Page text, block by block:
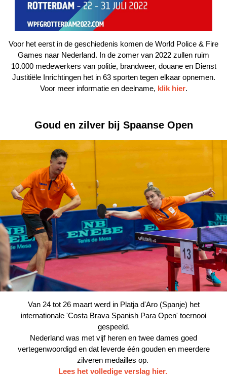
Voor het eerst in de geschiedenis komen de World Police & Fire
Games naar Nederland. In de zomer van 2022 zullen ruim
10.000 medewerkers van politie, brandweer, douane en Dienst
Justitiële Inrichtingen het in 63 sporten tegen elkaar opnemen.
Voor meer informatie en deelname, klik hier.
Goud en zilver bij Spaanse Open
Van 24 tot 26 maart werd in Platja d'Aro (Spanje) het
internationale 'Costa Brava Spanish Para Open' toernooi
gespeeld.
Nederland was met vijf heren en twee dames goed
vertegenwoordigd en dat leverde één gouden en meerdere
zilveren medailles op.
Lees het volledige verslag hier.